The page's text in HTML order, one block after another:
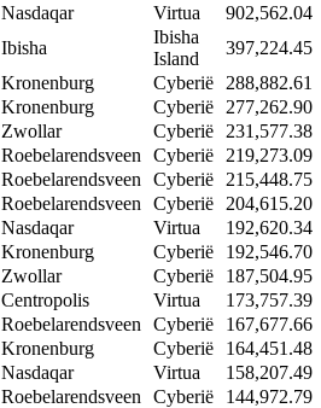
Nasdaqar Virtua
902,562.04
Ibisha
Ibisha
Island
397,224.45
Kronenburg Cyberië
288,882.61
Kronenburg Cyberië
277,262.90
Zwollar Cyberië
231,577.38
Roebelarendsveen Cyberië
219,273.09
Roebelarendsveen Cyberië
215,448.75
Roebelarendsveen Cyberië
204,615.20
Nasdaqar Virtua
192,620.34
Kronenburg Cyberië
192,546.70
Zwollar Cyberië
187,504.95
Centropolis Virtua
173,757.39
Roebelarendsveen Cyberië
167,677.66
Kronenburg Cyberië
164,451.48
Nasdaqar Virtua
158,207.49
Roebelarendsveen Cyberië
144,972.79